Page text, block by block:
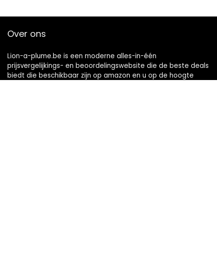
Over ons
Lion-a-plume.be is een moderne alles-in-één
prijsvergelijkings- en beoordelingswebsite die de beste deals
biedt die beschikbaar zijn op amazon en u op de hoogte